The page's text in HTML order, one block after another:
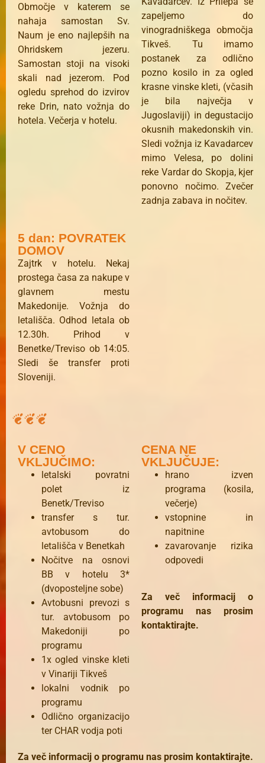
Območje v katerem se
nahaja samostan Sv.
Naum je eno najlepših na
Ohridskem jezeru.
Samostan stoji na visoki
skali nad jezerom. Pod
ogledu sprehod do izvirov
reke Drin, nato vožnja do
hotela. Večerja v hotelu.
zapeljemo do
vinogradniškega območja
Tikveš. Tu imamo
postanek za odlično
pozno kosilo in za ogled
krasne vinske kleti, (včasih
je bila največja v
Jugoslaviji) in degustacijo
okusnih makedonskih vin.
Sledi vožnja iz Kavadarcev
mimo Velesa, po dolini
reke Vardar do Skopja, kjer
ponovno nočimo. Zvečer
zadnja zabava in nočitev.
5 dan: POVRATEK
DOMOV
Zajtrk v hotelu. Nekaj
prostega časa za nakupe v
glavnem mestu
Makedonije. Vožnja do
letališča. Odhod letala ob
12.30h. Prihod v
Benetke/Treviso ob 14:05.
Sledi še transfer proti
Sloveniji.
V CENO
VKLJUČIMO:
letalski povratni
polet iz
Benetk/Treviso
transfer s tur.
avtobusom do
letališča v Benetkah
Nočitve na osnovi
BB v hotelu 3*
(dvoposteljne sobe)
Avtobusni prevozi s
tur. avtobusom po
Makedoniji po
programu
1x ogled vinske kleti
v Vinariji Tikveš
lokalni vodnik po
programu
Odlično organizacijo
ter CHAR vodja poti
CENA NE
VKLJUČUJE:
hrano izven
programa (kosila,
večerje)
vstopnine in
napitnine
zavarovanje rizika
odpovedi
Za več informacij o
programu nas prosim
kontaktirajte.
Za več informacij o programu nas prosim kontaktirajte.